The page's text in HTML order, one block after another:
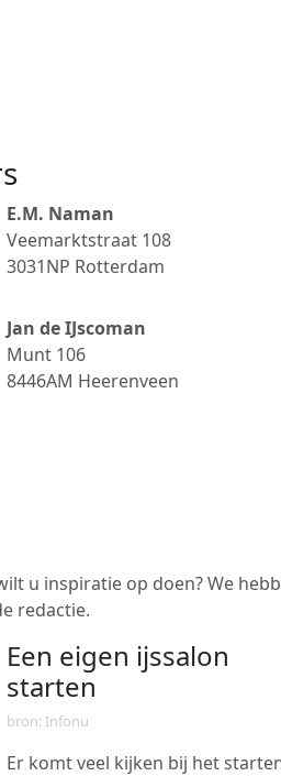
E.M. Naman
Veemarktstraat 108
3031NP Rotterdam
Jan de IJscoman
Munt 106
8446AM Heerenveen
u inspiratie op doen? We
redactie.
Een eigen ijssalon
starten
bron: Infonu
Er komt veel kijken bij het